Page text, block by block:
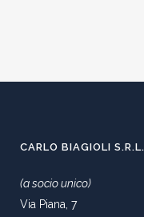
CARLO BIAGIOLI S.R.L.
(a socio unico)
Via Piana, 7